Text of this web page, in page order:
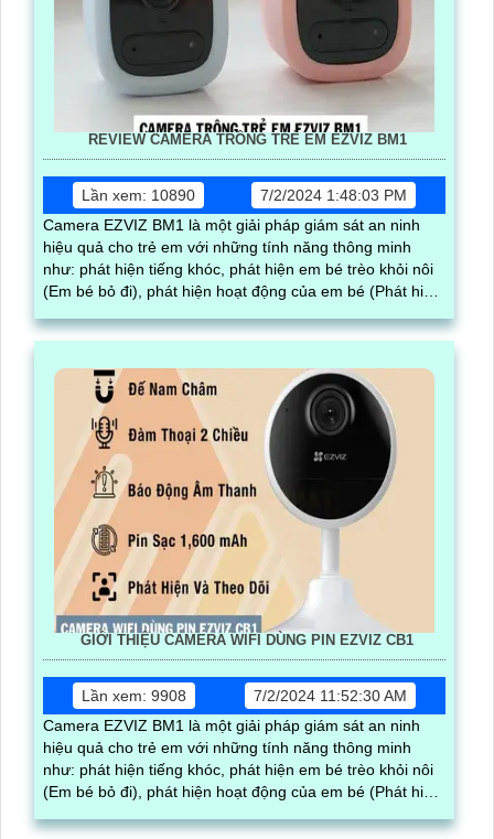
REVIEW CAMERA TRÔNG TRẺ EM EZVIZ BM1
Lần xem: 10890
7/2/2024 1:48:03 PM
Camera EZVIZ BM1 là một giải pháp giám sát an ninh
hiệu quả cho trẻ em với những tính năng thông minh
như: phát hiện tiếng khóc, phát hiện em bé trèo khỏi nôi
(Em bé bỏ đi), phát hiện hoạt động của em bé (Phát hiện
GIỚI THIỆU CAMERA WIFI DÙNG PIN EZVIZ CB1
Lần xem: 9908
7/2/2024 11:52:30 AM
Camera EZVIZ BM1 là một giải pháp giám sát an ninh
hiệu quả cho trẻ em với những tính năng thông minh
như: phát hiện tiếng khóc, phát hiện em bé trèo khỏi nôi
(Em bé bỏ đi), phát hiện hoạt động của em bé (Phát hiện